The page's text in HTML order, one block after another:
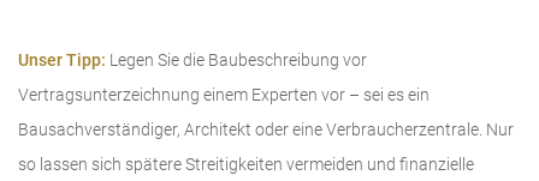
Unser Tipp: Legen Sie die Baubeschreibung vor
Vertragsunterzeichnung einem Experten vor – sei es ein
Bausachverständiger, Architekt oder eine Verbraucherzentrale. Nur
so lassen sich spätere Streitigkeiten vermeiden und finanzielle